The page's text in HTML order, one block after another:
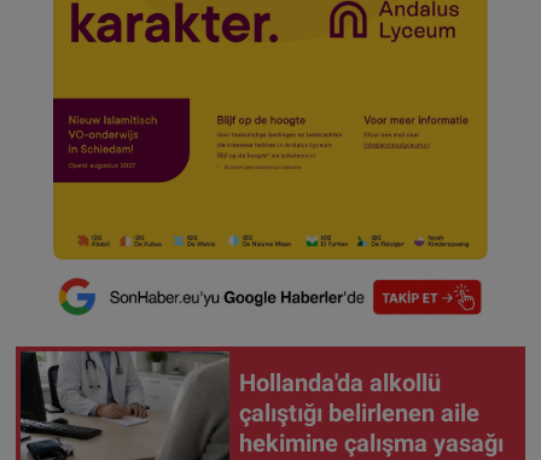
Hollanda'da alkollü
çalıştığı belirlenen aile
hekimine çalışma yasağı